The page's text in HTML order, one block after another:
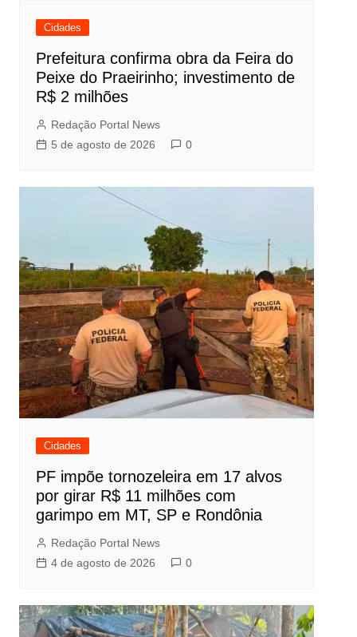
Cidades
Prefeitura confirma obra da Feira do
Peixe do Praeirinho; investimento de
R$ 2 milhões
Redação Portal News
5 de agosto de 2026
0
Cidades
PF impõe tornozeleira em 17 alvos
por girar R$ 11 milhões com
garimpo em MT, SP e Rondônia
Redação Portal News
4 de agosto de 2026
0